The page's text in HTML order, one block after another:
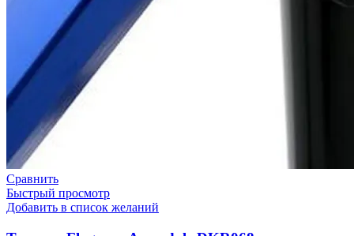
Сравнить
Быстрый просмотр
Добавить в список желаний